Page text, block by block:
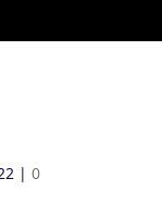
| 0